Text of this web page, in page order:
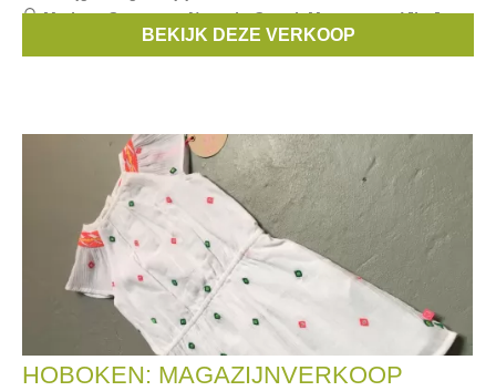
Merken:Someone,Name it,Quapi,Maxomorra,Vila Joy,
BEKIJK DEZE VERKOOP
HOBOKEN: MAGAZIJNVERKOOP